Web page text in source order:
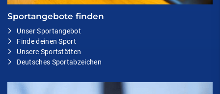
Sportangebote finden
Unser Sportangebot
Finde deinen Sport
Unsere Sportstätten
Deutsches Sportabzeichen